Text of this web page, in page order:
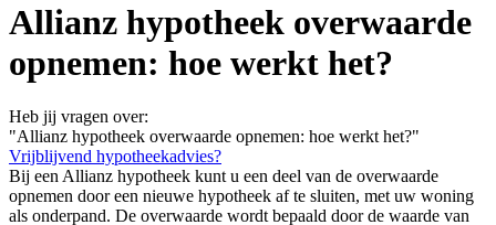
Allianz hypotheek overwaarde
opnemen: hoe werkt het?
Heb jij vragen over:
"Allianz hypotheek overwaarde opnemen: hoe werkt het?"
Vrijblijvend hypotheekadvies?
Bij een Allianz hypotheek kunt u een deel van de overwaarde
opnemen door een nieuwe hypotheek af te sluiten, met uw woning
als onderpand. De overwaarde wordt bepaald door de waarde van